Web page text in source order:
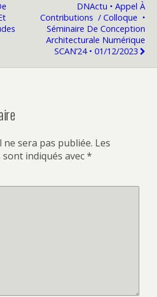
DNActu • Appel À
Contributions ​​ / Colloque ​ •
Séminaire De Conception
Architecturale Numérique
SCAN’24 • 01/12/2023
sera pas publiée. Les
indiqués avec*